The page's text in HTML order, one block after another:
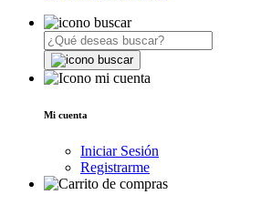
Mi cuenta
Iniciar Sesión
Registrarme